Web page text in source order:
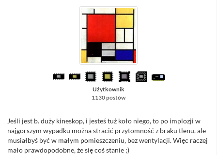
Użytkownik
1130 postów
Jeśli jest b. duży kineskop, i jesteś tuż koło niego, to po implozji w
najgorszym wypadku można stracić przytomność z braku tlenu, ale
musiałbyś być w małym pomieszczeniu, bez wentylacji. Więc raczej
mało prawdopodobne, że się coś stanie ;)